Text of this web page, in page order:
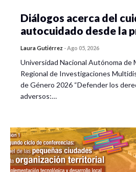
Diálogos acerca del
autocuidado desde la
Laura Gutiérrez -Ago 05, 2026
Universidad Nacional Autónoma de
Regional de Investigaciones
de Género 2026 “Defender los
adversos:…